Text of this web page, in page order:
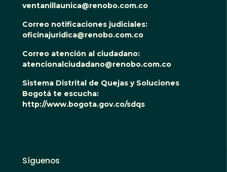
ventanillaunica@renobo.com.co
Correo notificaciones judiciales:
oficinajuridica@renobo.com.co
Correo atención al ciudadano:
atencionalciudadano@renobo.com.co
Sistema Distrital de Quejas y Soluciones
Bogotá te escucha:
http://www.bogota.gov.co/sdqs
Síguenos